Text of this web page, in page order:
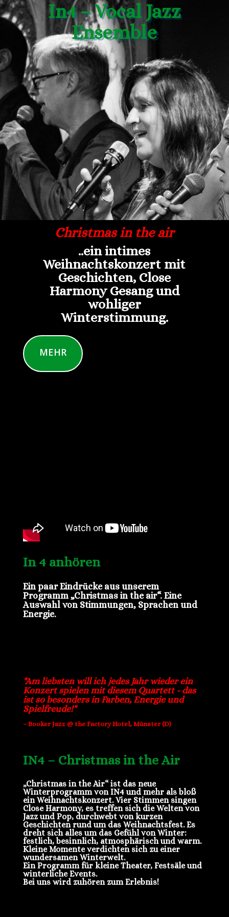
In4 – Vocal Jazz
Ensemble
Christmas in the air
..ein intimes
Weihnachtskonzert mit
Geschichten, Close
Harmony Gesang und
wohliger
Winterstimmung.
MEHR
In 4 anhören
Ein paar Eindrücke aus unserem
Programm „Christmas in the air“. Eine
Auswahl von Stimmungen, Sprachen und
Energie.
"Am liebsten will ich jedes Jahr wieder ein
Konzert spielen mit diesem Quartett - das
ist so besonders in Farben, Energie und
Spielfreude!"
– Booker Jazz @ the Factory Hotel, Münster (D)
IN4 – Christmas in the Air
„Christmas in the Air“ ist das neue
Winterprogramm von IN4 und mehr als bloß
ein Weihnachtskonzert. Vier Stimmen singen
Close Harmony, es treffen sich die Welten von
Jazz und Pop, durchwebt von kurzen
Geschichten rund um das Weihnachtsfest. Es
dreht sich alles um das Gefühl von Winter:
festlich, besinnlich, atmosphärisch und warm.
Kleine Momente verdichten sich zu einer
wundersamen Winterwelt.
Ein Programm für kleine Theater, Festsäle und
winterliche Events.
Bei uns wird zuhören zum Erlebnis!